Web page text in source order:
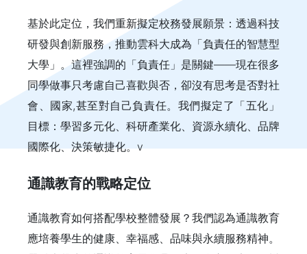
基於此定位，我們重新擬定校務發展願景：透過科技
研發與創新服務，推動雲科大成為「負責任的智慧型
大學」。這裡強調的「負責任」是關鍵——現在很多
同學做事只考慮自己喜歡與否，卻沒有思考是否對社
會、國家,甚至對自己負責任。我們擬定了「五化」
目標：學習多元化、科研產業化、資源永續化、品牌
國際化、決策敏捷化。v
通識教育的戰略定位
通識教育如何搭配學校整體發展？我們認為通識教育
應培養學生的健康、幸福感、品味與永續服務精神。